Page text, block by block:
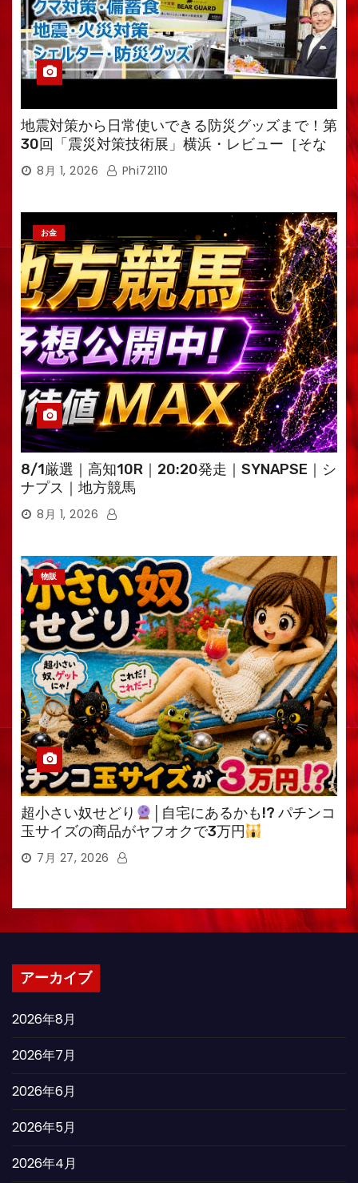
地震対策から日常使いできる防災グッズまで！第
30回「震災対策技術展」横浜・レビュー［そな
えるTV・高荷智也］
8月 1, 2026 Phi72110
お金
8/1厳選｜高知10R｜20:20発走｜SYNAPSE｜シ
ナプス｜地方競馬
8月 1, 2026
物販
超小さい奴せどり
│自宅にあるかも!? パチンコ
玉サイズの商品がヤフオクで3万円
7月 27, 2026
アーカイブ
2026年8月
2026年7月
2026年6月
2026年5月
2026年4月